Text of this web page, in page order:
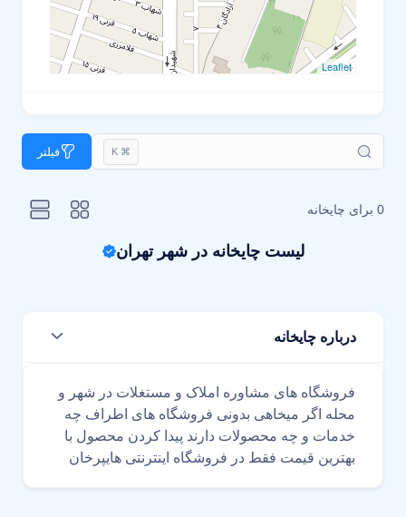
Leaflet
⌘ K فیلتر
0 برای چایخانه
لیست چایخانه در شهر تهران
درباره چایخانه
فروشگاه های مشاوره املاک و مستغلات در شهر و
محله اگر میخاهی بدونی فروشگاه های اطراف چه
خدمات و چه محصولات دارند پیدا کردن محصول با
بهترین قیمت فقط در فروشگاه اینترنتی هایپرخان